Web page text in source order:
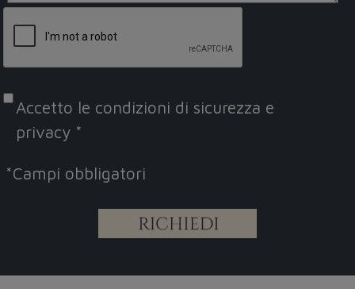
Accetto le condizioni di sicurezza e
privacy *
*Campi obbligatori